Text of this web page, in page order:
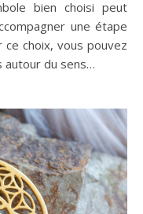
bien choisi peut
une étape
choix, vous pouvez
autour du sens…